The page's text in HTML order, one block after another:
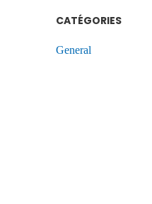
CATÉGORIES
General